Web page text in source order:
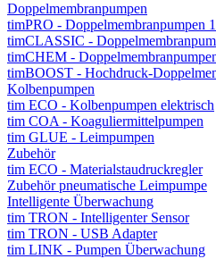
Doppelmembranpumpen
timPRO - Doppelmembranpumpen
timCLASSIC -
timCHEM -
timBOOST - Hochdruck-
Kolbenpumpen
tim ECO - Kolbenpumpen elektrisch
tim COA - Koaguliermittelpumpen
tim GLUE - Leimpumpen
Zubehör
tim ECO - Materialstaudruckregler
Zubehör pneumatische Leimpumpe
Intelligente Überwachung
tim TRON - Intelligenter Sensor
tim TRON - USB Adapter
tim LINK - Pumpen Überwachung